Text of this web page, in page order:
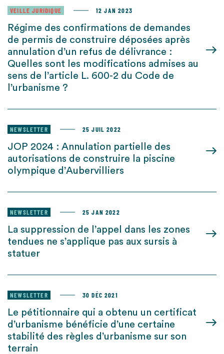
VEILLE JURIDIQUE 12 JAN 2023
Régime des confirmations de demandes
de permis de construire déposées après
annulation d’un refus de délivrance :
Quelles sont les modifications admises au
sens de l’article L. 600-2 du Code de
l’urbanisme ?
NEWSLETTER 25 JUIL 2022
JOP 2024 : Annulation partielle des
autorisations de construire la piscine
olympique d’Aubervilliers
NEWSLETTER 25 JAN 2022
La suppression de l’appel dans les zones
tendues ne s’applique pas aux sursis à
statuer
NEWSLETTER 30 DÉC 2021
Le pétitionnaire qui a obtenu un certificat
d’urbanisme bénéficie d’une certaine
stabilité des règles d’urbanisme sur son
terrain